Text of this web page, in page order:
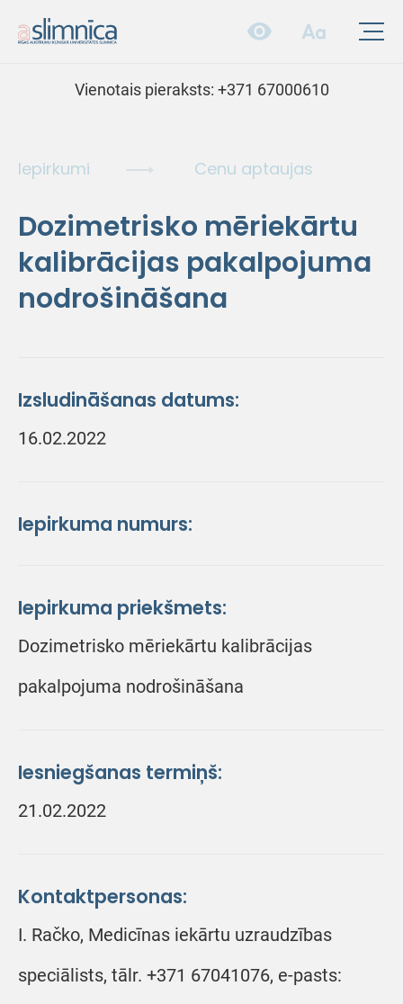
Vienotais pieraksts: +371 67000610
Iepirkumi Cenu aptaujas
Dozimetrisko mēriekārtu
kalibrācijas pakalpojuma
nodrošināšana
Izsludināšanas datums:
16.02.2022
Iepirkuma numurs:
Iepirkuma priekšmets:
Dozimetrisko mēriekārtu kalibrācijas
pakalpojuma nodrošināšana
Iesniegšanas termiņš:
21.02.2022
Kontaktpersonas:
I. Račko, Medicīnas iekārtu uzraudzības
speciālists, tālr. +371 67041076, e-pasts: